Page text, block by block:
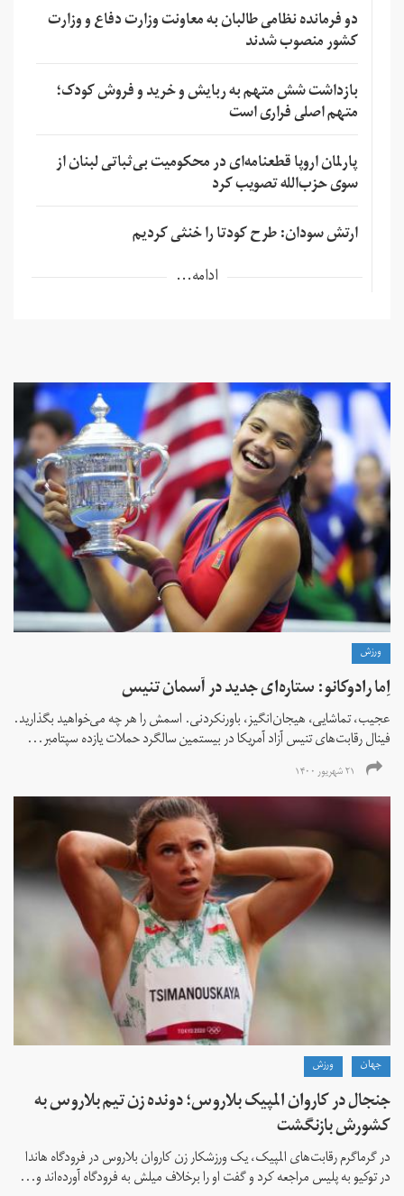
دو فرمانده نظامی طالبان به معاونت وزارت دفاع و وزارت
کشور منصوب شدند
بازداشت شش متهم به ربایش و خرید و فروش کودک؛
متهم اصلی فراری است
پارلمان اروپا قطعنامه‌ای در محکومیت بی‌ثباتی لبنان از
سوی حزب‌الله تصویب کرد
ارتش سودان: طرح کودتا را خنثی کردیم
ادامه...
ورزش
اِما رادوکانو: ستاره‌ای جدید در آسمان تنیس
عجیب، تماشایی، هیجان‌انگیز، باورنکردنی. اسمش را هر چه می‌خواهید بگذارید.
فینال رقابت‌های تنیس آزاد آمریکا در بیستمین سالگرد حملات یازده سپتامبر...
۲۱ شهریور ۱۴۰۰
جهان ورزش
جنجال در کاروان المپیک بلاروس؛ دونده زن تیم بلاروس به
کشورش بازنگشت
در گرماگرم رقابت‌های المپیک، یک ورزشکار زن کاروان بلاروس در فرودگاه هاندا
در توکیو به پلیس مراجعه کرد و گفت او را برخلاف میلش به فرودگاه آورده‌اند و...